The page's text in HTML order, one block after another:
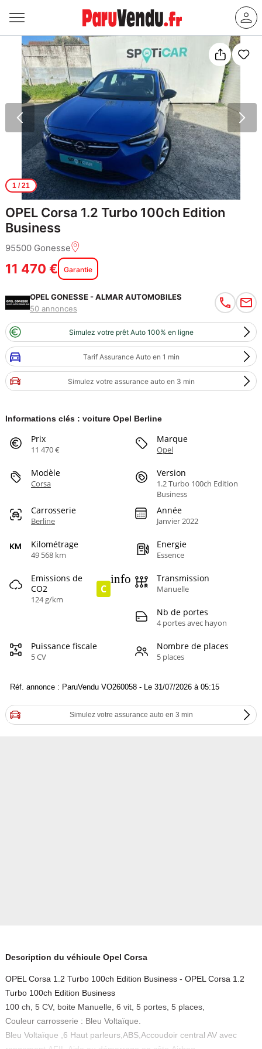
1/ 21
OPEL Corsa 1.2 Turbo 100ch Edition
Business
95500 Gonesse
11 470 € Garantie
OPEL GONESSE - ALMAR AUTOMOBILES
50 annonces
Simulez votre prêt Auto 100% en ligne
Tarif Assurance Auto en 1 min
Simulez votre assurance auto en 3 min
Informations clés : voiture Opel Berline
Prix
11 470 €
Marque
Opel
Modèle
Corsa
Version
1.2 Turbo 100ch Edition
Business
Carrosserie
Berline
Année
Janvier 2022
Kilométrage
49 568 km
Energie
Essence
Emissions de
CO2
124 g/km
C
info Transmission
Manuelle
Nb de portes
4 portes avec hayon
Puissance fiscale
5 CV
Nombre de places
5 places
Réf. annonce : ParuVendu VO260058 - Le 31/07/2026 à 05:15
Simulez votre assurance auto en 3 min
Description du véhicule Opel Corsa
OPEL Corsa 1.2 Turbo 100ch Edition Business - OPEL Corsa 1.2
Turbo 100ch Edition Business
100 ch, 5 CV, boite Manuelle, 6 vit, 5 portes, 5 places,
Couleur carrosserie : Bleu Voltaïque.
Bleu Voltaïque ,6 Haut parleurs,ABS,Accoudoir central AV avec